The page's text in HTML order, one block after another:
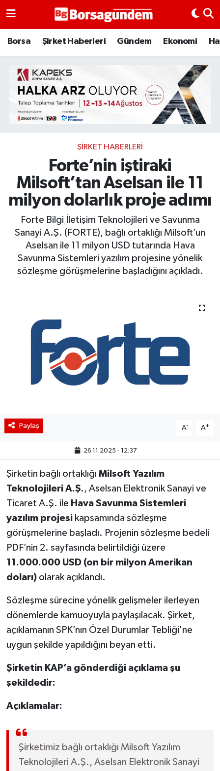
Borsa Şirket Haberleri Gündem Ekonomi
ŞIRKET HABERLERI
Forte’nin iştiraki
Milsoft’tan Aselsan ile 11
milyon dolarlık proje adımı
Forte Bilgi İletişim Teknolojileri ve Savunma
Sanayi A.Ş. (FORTE), bağlı ortaklığı Milsoft’un
Aselsan ile 11 milyon USD tutarında Hava
Savunma Sistemleri yazılım projesine yönelik
sözleşme görüşmelerine başladığını açıkladı.
Paylaş A- A+
26.11.2025 - 12:37
Şirketin bağlı ortaklığı Milsoft Yazılım
Teknolojileri A.Ş., Aselsan Elektronik Sanayi ve
Ticaret A.Ş. ile Hava Savunma Sistemleri
yazılım projesikapsamında sözleşme
görüşmelerine başladı. Projenin sözleşme bedeli
PDF’nin 2. sayfasında belirtildiği üzere
11.000.000 USD (on bir milyon Amerikan
doları)olarak açıklandı.
Sözleşme sürecine yönelik gelişmeler ilerleyen
dönemlerde kamuoyuyla paylaşılacak. Şirket,
açıklamanın SPK’nın Özel Durumlar Tebliği'ne
uygun şekilde yapıldığını beyan etti.
Şirketin KAP’a gönderdiği açıklama şu
şekildedir:
Açıklamalar:
Şirketimiz bağlı ortaklığı Milsoft Yazılım
Teknolojileri A.Ş., Aselsan Elektronik Sanayi
Borsa
Emtia
Galeri
Şirket Haberleri
Borsa Gundem
BIST 100 Isı Haritası
Coin Isı Haritası
Gizlilik Sözleşmesi
Hakkımızda